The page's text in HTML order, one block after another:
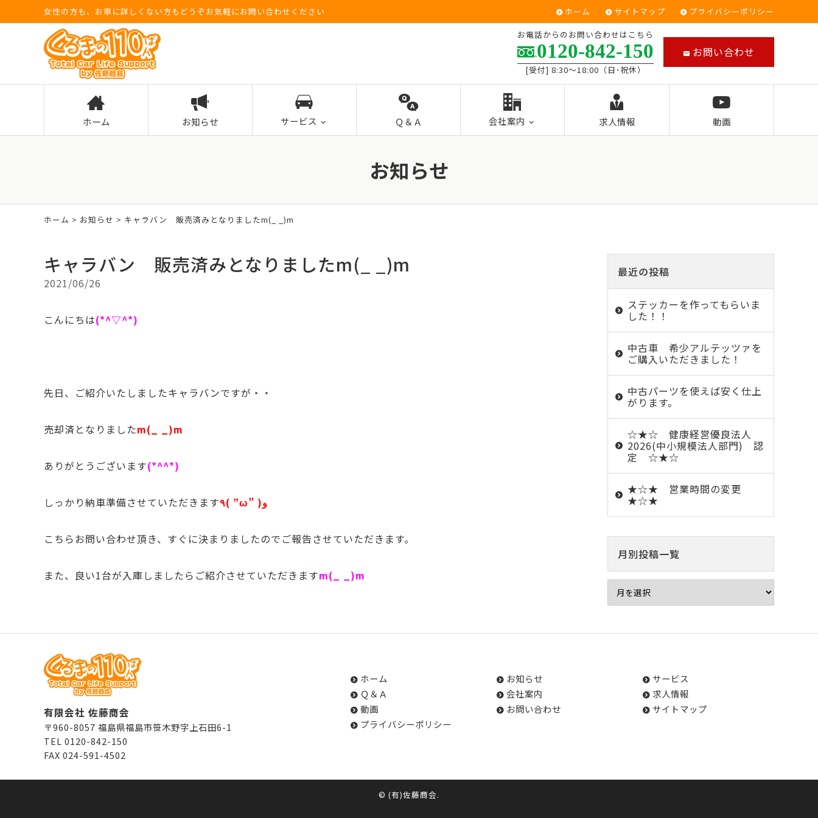
女性の方も、お車に詳しくない方もどうぞお気軽にお問い合わせください ホーム サイトマップ プライバシーポリシー
お電話からのお問い合わせはこちら
0120-842-150
[受付] 8:30～18:00（日･祝休）
お問い合わせ
ホーム お知らせ サービス Ｑ＆Ａ 会社案内 求人情報 動画
お知らせ
ホーム > お知らせ > キャラバン 販売済みとなりましたm(_ _)m
キャラバン 販売済みとなりましたm(_ _)m
2021/06/26
こんにちは(*^▽^*)
先日、ご紹介いたしましたキャラバンですが・・
売却済となりましたm(_ _)m
ありがとうございます(*^^*)
しっかり納車準備させていただきます ٩( ”ω” )و
こちらお問い合わせ頂き、すぐに決まりましたのでご報告させていただきます。
また、良い1台が入庫しましたらご紹介させていただきますm(_ _)m
最近の投稿
ステッカーを作ってもらいま
した！！
中古車 希少アルテッツァを
ご購入いただきました！
中古パーツを使えば安く仕上
がります。
☆★☆ 健康経営優良法人
2026(中小規模法人部門) 認
定 ☆★☆
★☆★ 営業時間の変更
★☆★
月別投稿一覧
有限会社 佐藤商会
〒960-8057 福島県福島市笹木野字上石田6-1
TEL 0120-842-150
FAX 024-591-4502
ホーム お知らせ
サービス
Ｑ＆Ａ
会社案内
求人情報
動画
お問い合わせ
サイトマップ
プライバシーポリシー
© (有)佐藤商会.